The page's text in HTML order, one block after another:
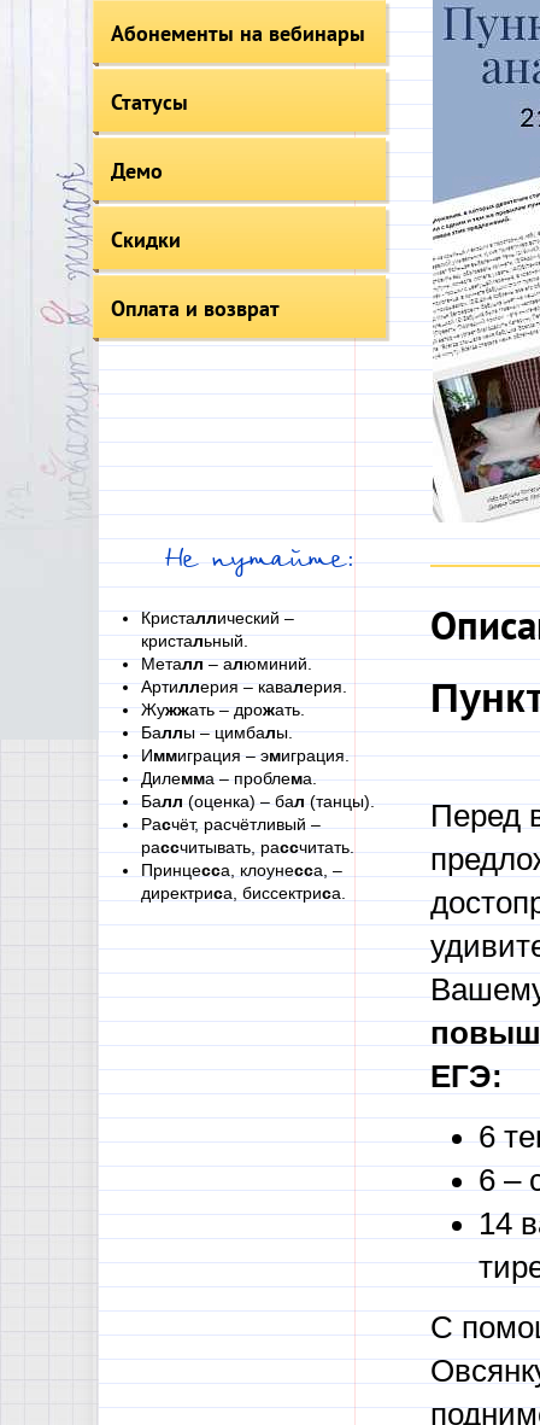
Абонементы на вебинары
Статусы
Демо
Скидки
Оплата и возврат
Не путайте:
Кристаллический –
кристальный.
Металл– алюминий.
Артиллерия – кавалерия.
Жужжать – дрожать.
Баллы – цимбалы.
Иммиграция – эмиграция.
Дилемма – проблема.
Балл(оценка) – бал(танцы).
Расчёт, расчётливый –
рассчитывать, рассчитать.
Принцесса, клоунесса, –
директриса, биссектриса.
Перед
ЕГЭ:
6
6 –
14
С